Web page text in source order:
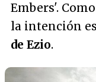
Embers'.
la intención es
de Ezio.